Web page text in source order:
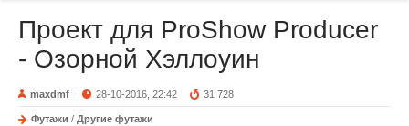
Проект для ProShow Producer
- Озорной Хэллоуин
maxdmf 28-10-2016, 22:42 31 728
Футажи / Другие футажи